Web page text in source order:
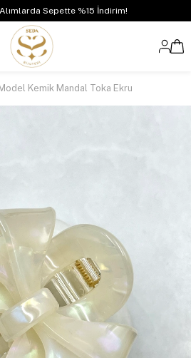
Sepette %15 İndirim!
Kemik Mandal Toka Ekru